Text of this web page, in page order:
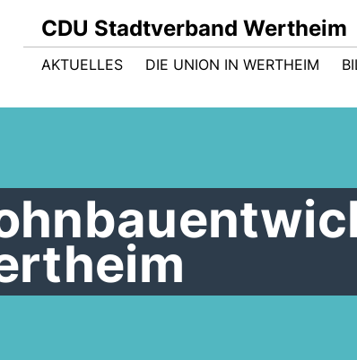
CDU Stadtverband Wertheim
AKTUELLES DIE UNION IN WERTHEIM